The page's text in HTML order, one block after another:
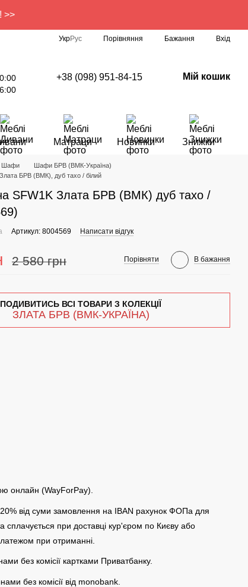
>>
УкрРус Порівняння Бажання Вхід
+38 (098) 951-84-15 Мій кошик
Матраци Новинки Знижки
Шафи
Шафи БРВ (ВМК-Україна)
БРВ (ВМК), дуб тахо / білий
SFW1K Злата БРВ (ВМК) дуб тахо /
Артикул: 8004569 Написати відгук
2 580 грн Порівняти В бажання
ПОДИВИТИСЬ ВСІ ТОВАРИ З КОЛЕКЦІЇ
ЗЛАТА БРВ (ВМК-УКРАЇНА)
онлайн (WayForPay).
від суми замовлення на IBAN рахунок ФОПа для
сплачується при доставці кур'єром по Києву або
при отриманні.
без комісії картками Приватбанку.
без комісії від monobank.